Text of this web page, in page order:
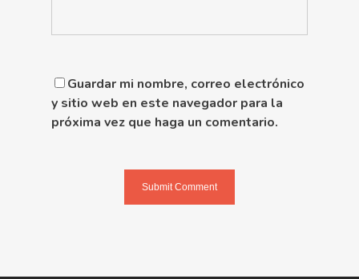
Guardar mi nombre, correo electrónico
y sitio web en este navegador para la
próxima vez que haga un comentario.